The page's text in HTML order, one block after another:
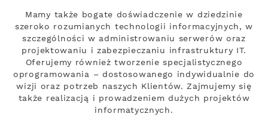
Mamy także bogate doświadczenie w dziedzinie
szeroko rozumianych technologii informacyjnych, w
szczególności w administrowaniu serwerów oraz
projektowaniu i zabezpieczaniu infrastruktury IT.
Oferujemy również tworzenie specjalistycznego
oprogramowania – dostosowanego indywidualnie do
wizji oraz potrzeb naszych Klientów. Zajmujemy się
także realizacją i prowadzeniem dużych projektów
informatycznych.